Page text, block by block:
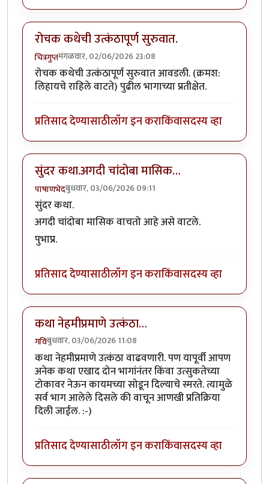
रोचक कथेची उत्कंठापूर्ण सुरुवात.
चित्रगुप्तमंगळवार, 02/06/2026 23:08
रोचक कथेची उत्कंठापूर्ण सुरुवात आवडली. (क्रमश:
लिहायचे राहिले वाटते) पुढील भागाच्या प्रतीक्षेत.
प्रतिसाद देण्यासाठीलॉग इन कराकिंवासदस्य व्हा
सुंदर कथा.अगदी चांदोबा मासिक…
पाषाणभेदबुधवार, 03/06/2026 09:11
सुंदर कथा.
अगदी चांदोबा मासिक वाचतो आहे असे वाटले.
पुभाप्र.
प्रतिसाद देण्यासाठीलॉग इन कराकिंवासदस्य व्हा
कथा नेहमीप्रमाणे उत्कंठा…
गविबुधवार, 03/06/2026 11:08
कथा नेहमीप्रमाणे उत्कंठा वाढवणारी. पण यापूर्वी आपण
अनेक कथा एखाद दोन भागांनंतर किंवा उत्सुकतेच्या
टोकावर नेऊन कायमच्या सोडून दिल्याचे स्मरते. त्यामुळे
सर्व भाग आलेले दिसले की वाचून आणखी प्रतिक्रिया
दिली जाईल. :-)
प्रतिसाद देण्यासाठीलॉग इन कराकिंवासदस्य व्हा